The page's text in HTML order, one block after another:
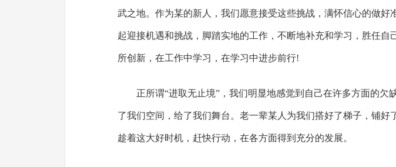
武之地。作为某的新人，我们愿意接受这些挑战，满怀信心的做好
起迎接机遇和挑战，脚踏实地的工作，不断地补充和学习，胜任自
所创新，在工作中学习，在学习中进步前行!
正所谓“进取无止境”，我们明显地感觉到自己在许多方面的欠
了我们空间，给了我们舞台。老一辈某人为我们搭好了梯子，铺好
趁着这大好时机，赶快行动，在各方面得到充分的发展。